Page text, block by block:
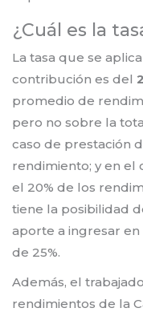
¿Cuál es la
La tasa que se
contribución es del
promedio de
pero no sobre la
caso de prestación
rendimiento; y en el
el 20% de los
tiene la posibilidad
aporte a ingresar
de 25%.
Además, el
rendimientos de la